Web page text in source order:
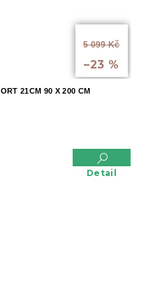
5 099 Kč
–23 %
21CM 90 X 200 CM
Detail